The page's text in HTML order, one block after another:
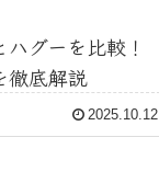
グーを比較！
徹底解説
2025.10.12